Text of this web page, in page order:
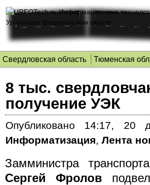
Свердловская область Тюменская
8 тыс.
получение УЭК
Опубликовано
14:17, 20
Информатизация, Лента
Замминистра
Сергей Фролов